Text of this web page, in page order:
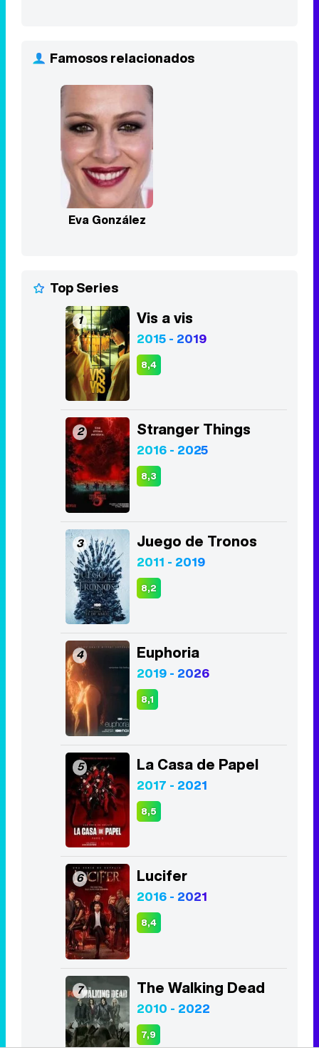
Famosos relacionados
Eva González
Top Series
1 Vis a vis
2015 - 2019
8,4
2 Stranger Things
2016 - 2025
8,3
3 Juego de Tronos
2011 - 2019
8,2
4 Euphoria
2019 - 2026
8,1
5 La Casa de Papel
2017 - 2021
8,5
6 Lucifer
2016 - 2021
8,4
7 The Walking Dead
2010 - 2022
7,9